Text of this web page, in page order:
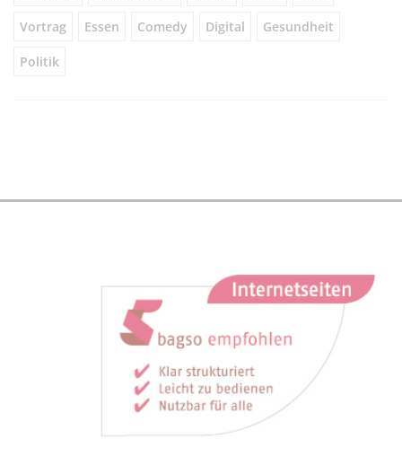
Vortrag Essen Comedy Digital Gesundheit
Politik